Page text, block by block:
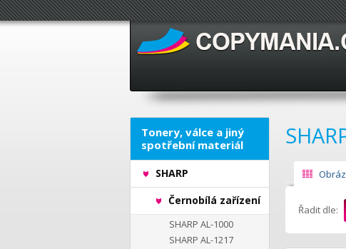
Řadit dle:
Tonery, válce a jiný
spotřební materiál
SHARP
Černobílá zařízení
SHARP AL-1000
SHARP AL-1217